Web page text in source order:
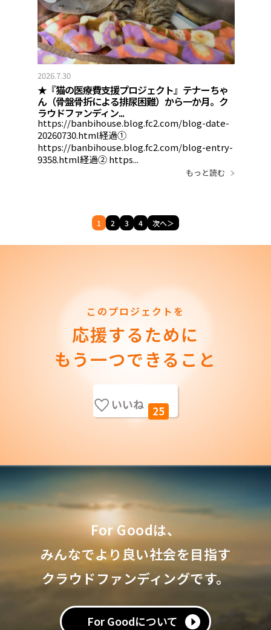
2026.7.30
★『猫の医療費支援プロジェクト』テナーちゃ
ん（骨盤骨折による排尿困難）から一か月。ク
ラウドファンディン...
https://banbihouse.blog.fc2.com/blog-date-
20260730.html経過①
https://banbihouse.blog.fc2.com/blog-entry-
9358.html経過② https...
もっと読む
1 2 3 4 次へ＞
このプロジェクトを
応援するために
もう一つできること
いいね 25
For Goodは、
みんなでより良い社会を目指す
クラウドファンディングです。
For Goodについて